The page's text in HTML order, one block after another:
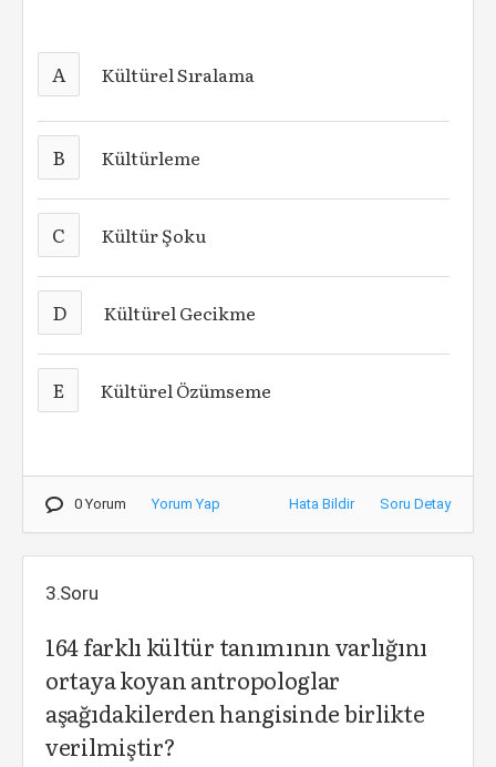
A Kültürel Sıralama
B Kültürleme
C Kültür Şoku
D Kültürel Gecikme
E Kültürel Özümseme
0 Yorum Yorum Yap Hata Bildir Soru Detay
3.Soru
164 farklı kültür tanımının varlığını
ortaya koyan antropologlar
aşağıdakilerden hangisinde birlikte
verilmiştir?